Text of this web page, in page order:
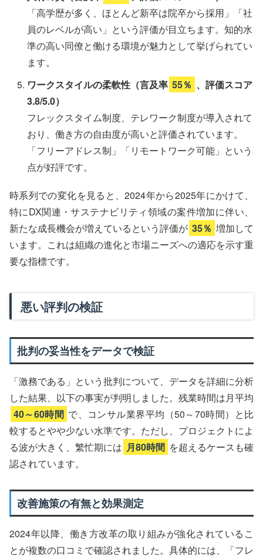
「高学歴が多く、ほとんど新卒は院卒から採用」「社
員のレベルが高い」という評価が目立ちます。知的水
準の高い同僚と働ける環境が魅力として挙げられてい
ます。
ワークスタイルの柔軟性（言及率 55％ 、評価スコア
3.8/5.0）
フレックスタイム制度、テレワーク制度が導入されて
おり、働き方の自由度が高いと評価されています。
「フリーアドレス制」「リモートワーク可能」という
点が好評です。
時系列での変化を見ると、2024年から2025年にかけて、
特にDX関連・サステナビリティ領域の案件増加に伴い、
新たな成長機会が増えているという評価が 35％ 増加して
います。これは組織の進化と市場ニーズへの適応を示す重
要な指標です。
悪い評判の検証
批判の妥当性をデータで検証
「激務である」という批判について、データを詳細に分析
した結果、以下の事実が判明しました。残業時間は月平均
40～60時間 で、コンサル業界平均（50～70時間）と比
較するとやや少ない水準です。ただし、プロジェクトによ
る波が大きく、繁忙期には 月80時間 を超えるケースも確
認されています。
改善施策の有無と効果測定
2024年以降、働き方改革の取り組みが強化されているこ
とが複数の口コミで確認されました。具体的には、「フレ